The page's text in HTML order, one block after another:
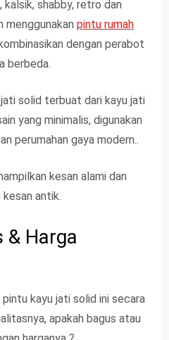
kalsik, shabby, retro dan
menggunakanpintu rumah
dengan perabot
berbeda.
solid terbuat dari kayu jati
yang minimalis, digunakan
perumahan gaya modern..
kesan alami dan
antik.
& Harga
kayu jati solid ini secara
apakah bagus atau